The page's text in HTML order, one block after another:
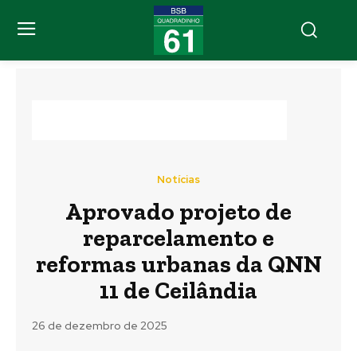
Notícias
Aprovado projeto de
reparcelamento e
reformas urbanas da QNN
11 de Ceilândia
26 de dezembro de 2025